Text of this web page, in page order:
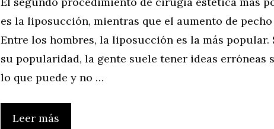
es la liposucción, mientras que el aumento de
Entre los hombres, la liposucción es la más popular.
su popularidad, la gente suele tener ideas erróneas
lo que puede y no …
Leer más